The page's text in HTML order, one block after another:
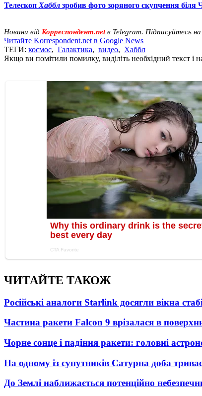
Телескоп Хаббл зробив фото зоряного скупчення
Новини від Корреспондент.netв Telegram. Підписуйтесь
Читайте Korrespondent.net в Google News
ТЕГИ: космос, Галактика, видео, Хаббл
Якщо ви помітили помилку, виділіть необхідний текст і
ЧИТАЙТЕ ТАКОЖ
Російські аналоги Starlink досягли вікна
Частина ракети Falcon 9 врізалася в
Чорне сонце і падіння ракети: головні
На одному із супутників Сатурна доба
До Землі наближається потенційно